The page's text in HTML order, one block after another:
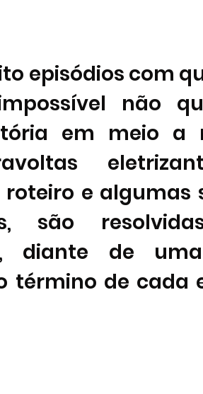
episódios com
não
em meio a
e algumas
são
diante de
término de cada